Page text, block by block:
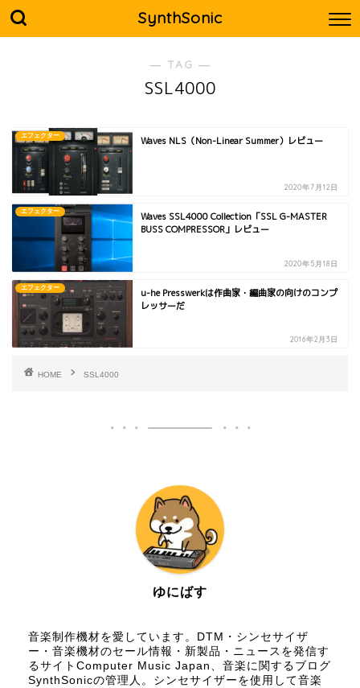
SynthSonic
― TAG ―
SSL4000
エフェクター Waves NLS（Non-Linear Summer）レビュー
2020年7月12日
エフェクター
Waves SSL4000 Collection「SSL G-MASTER
BUSS COMPRESSOR」レビュー
2020年5月18日
エフェクター
u-he Presswerkは作曲家・編曲家の向けのコンプ
レッサーだ
2016年2月3日
HOME SSL4000
ゆにばす
音楽制作機材を愛しています。DTM・シンセサイザ
ー・音楽機材のセール情報・新製品・ニュースを発信す
るサイトComputer Music Japan、音楽に関するブログ
SynthSonicの管理人。シンセサイザーを使用して音楽